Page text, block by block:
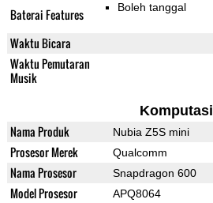
Baterai Features Boleh tanggal
Waktu Bicara
Waktu Pemutaran
Musik
Komputasi
Nama Produk Nubia Z5S mini
Prosesor Merek Qualcomm
Nama Prosesor Snapdragon 600
Model Prosesor APQ8064